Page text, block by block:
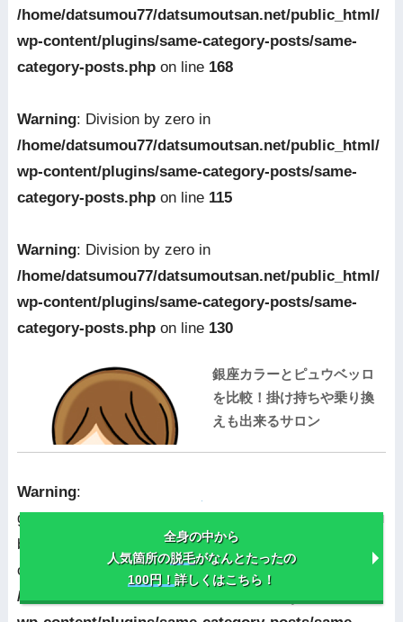
/home/datsumou77/datsumoutsan.net/public_html/
wp-content/plugins/same-category-posts/same-
category-posts.phpon line 168
Warning: Division by zero in
/home/datsumou77/datsumoutsan.net/public_html/
wp-content/plugins/same-category-posts/same-
category-posts.phpon line 115
Warning: Division by zero in
/home/datsumou77/datsumoutsan.net/public_html/
wp-content/plugins/same-category-posts/same-
category-posts.phpon line 130
銀座カラーとピュウベッロ
を比較！掛け持ちや乗り換
えも出来るサロン
Warning:
getimagesize(/home/datsumou77/datsumoutsan.net/pu
blic_html/wp-content/uploads/2017/10/.png): failed to
open stream: No such file or directory in
/home/datsumou77/datsumoutsan.net/public_html/
全身の中から
人気箇所の脱毛がなんとたったの
100円！ 詳しくはこちら！